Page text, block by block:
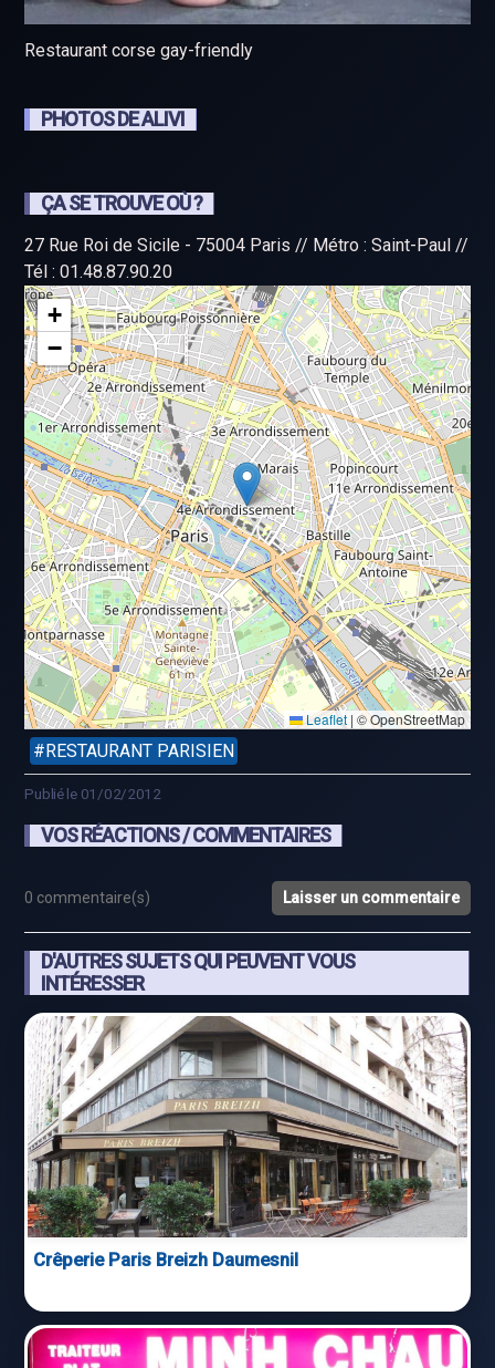
Restaurant corse gay-friendly
PHOTOS DE ALIVI
ÇA SE TROUVE OÙ ?
27 Rue Roi de Sicile - 75004 Paris // Métro : Saint-Paul //
Tél : 01.48.87.90.20
+
−
Leaflet | © OpenStreetMap
RESTAURANT PARISIEN
Publié le 01/02/2012
VOS RÉACTIONS / COMMENTAIRES
0 commentaire(s) Laisser un commentaire
D'AUTRES SUJETS QUI PEUVENT VOUS
INTÉRESSER
Crêperie Paris Breizh Daumesnil